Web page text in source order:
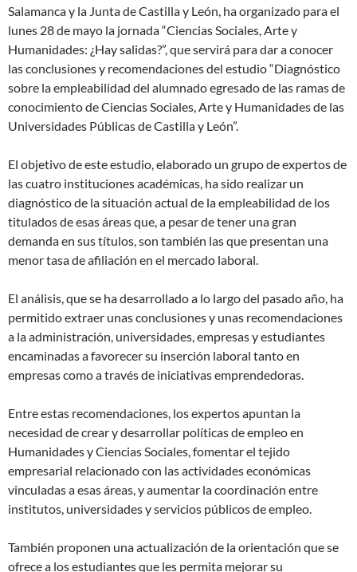
Salamanca y la Junta de Castilla y León, ha organizado para el
lunes 28 de mayo la jornada “Ciencias Sociales, Arte y
Humanidades: ¿Hay salidas?”, que servirá para dar a conocer
las conclusiones y recomendaciones del estudio “Diagnóstico
sobre la empleabilidad del alumnado egresado de las ramas de
conocimiento de Ciencias Sociales, Arte y Humanidades de las
Universidades Públicas de Castilla y León”.
El objetivo de este estudio, elaborado un grupo de expertos de
las cuatro instituciones académicas, ha sido realizar un
diagnóstico de la situación actual de la empleabilidad de los
titulados de esas áreas que, a pesar de tener una gran
demanda en sus títulos, son también las que presentan una
menor tasa de afiliación en el mercado laboral.
El análisis, que se ha desarrollado a lo largo del pasado año, ha
permitido extraer unas conclusiones y unas recomendaciones
a la administración, universidades, empresas y estudiantes
encaminadas a favorecer su inserción laboral tanto en
empresas como a través de iniciativas emprendedoras.
Entre estas recomendaciones, los expertos apuntan la
necesidad de crear y desarrollar políticas de empleo en
Humanidades y Ciencias Sociales, fomentar el tejido
empresarial relacionado con las actividades económicas
vinculadas a esas áreas, y aumentar la coordinación entre
institutos, universidades y servicios públicos de empleo.
También proponen una actualización de la orientación que se
ofrece a los estudiantes que les permita mejorar su